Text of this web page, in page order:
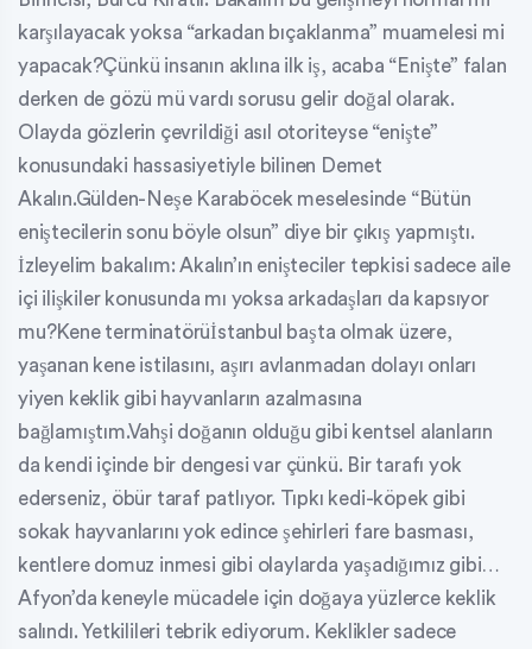
karşılayacak yoksa “arkadan bıçaklanma” muamelesi mi
yapacak?Çünkü insanın aklına ilk iş, acaba “Enişte” falan
derken de gözü mü vardı sorusu gelir doğal olarak.
Olayda gözlerin çevrildiği asıl otoriteyse “enişte”
konusundaki hassasiyetiyle bilinen Demet
Akalın.Gülden-Neşe Karaböcek meselesinde “Bütün
eniştecilerin sonu böyle olsun” diye bir çıkış yapmıştı.
İzleyelim bakalım: Akalın’ın enişteciler tepkisi sadece aile
içi ilişkiler konusunda mı yoksa arkadaşları da kapsıyor
mu?Kene terminatörüİstanbul başta olmak üzere,
yaşanan kene istilasını, aşırı avlanmadan dolayı onları
yiyen keklik gibi hayvanların azalmasına
bağlamıştım.Vahşi doğanın olduğu gibi kentsel alanların
da kendi içinde bir dengesi var çünkü. Bir tarafı yok
ederseniz, öbür taraf patlıyor. Tıpkı kedi-köpek gibi
sokak hayvanlarını yok edince şehirleri fare basması,
kentlere domuz inmesi gibi olaylarda yaşadığımız gibi…
Afyon’da keneyle mücadele için doğaya yüzlerce keklik
salındı. Yetkilileri tebrik ediyorum. Keklikler sadece